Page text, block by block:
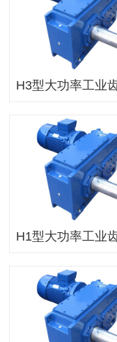
H3型大功率工业
H1型大功率工业